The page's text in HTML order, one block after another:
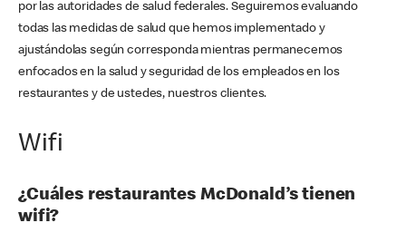
por las autoridades de salud federales. Seguiremos evaluando
todas las medidas de salud que hemos implementado y
ajustándolas según corresponda mientras permanecemos
enfocados en la salud y seguridad de los empleados en los
restaurantes y de ustedes, nuestros clientes.
Wifi
¿Cuáles restaurantes McDonald’s tienen
wifi?